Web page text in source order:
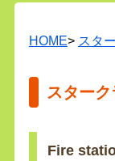
HOME> スタ
スター
Fire